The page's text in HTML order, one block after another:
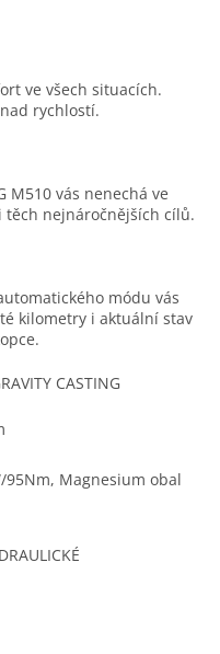
ve všech situacích.
rychlostí.
M510 vás nenechá ve
těch nejnáročnějších cílů.
módu vás
kilometry i aktuální stav
CASTING
95Nm, Magnesium obal